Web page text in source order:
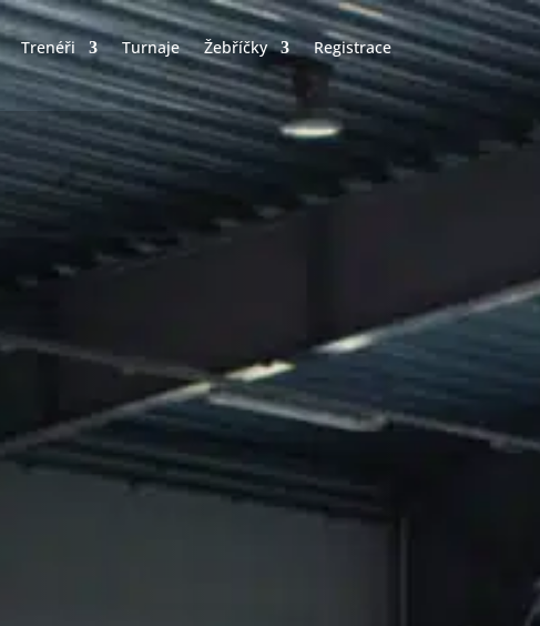
Trenéři Turnaje Žebříčky Registrace